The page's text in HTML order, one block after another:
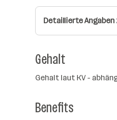
Detaillierte Angaben
Gehalt
Gehalt laut KV -
Benefits